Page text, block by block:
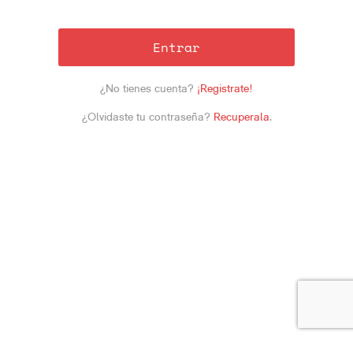
Entrar
¿No tienes cuenta? ¡Registrate!
¿Olvidaste tu contraseña? Recuperala.